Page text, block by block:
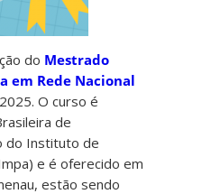
do Mestrado
em Rede Nacional
O curso é
de
do Instituto de
e é oferecido em
estão sendo